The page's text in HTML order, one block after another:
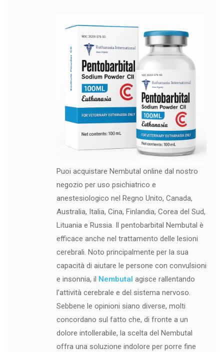
Puoi acquistare Nembutal online dal nostro
negozio per uso psichiatrico e
anestesiologico nel Regno Unito, Canada,
Australia, Italia, Cina, Finlandia, Corea del Sud,
Lituania e Russia. Il pentobarbital Nembutal è
efficace anche nel trattamento delle lesioni
cerebrali. Noto principalmente per la sua
capacità di aiutare le persone con convulsioni
e insonnia, il Nembutal agisce rallentando
l’attività cerebrale e del sistema nervoso.
Sebbene le opinioni siano diverse, molti
concordano sul fatto che, di fronte a un
dolore intollerabile, la scelta del Nembutal
offra una soluzione indolore per porre fine